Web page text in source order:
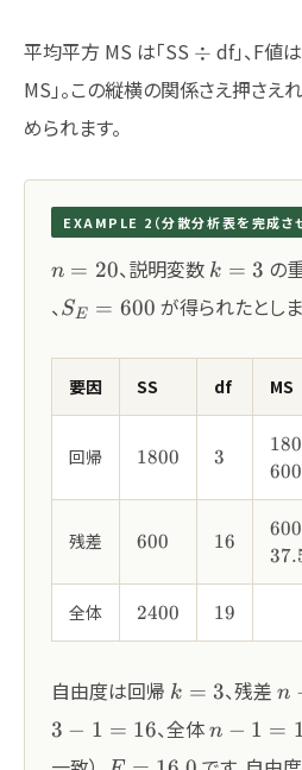
1
平均平方 MS は「SS \div
÷ df」、F値
MS」。この縦横の関係さえ押さ
められます。
EXAMPLE 2（分散分析表を完成させ
n=20
n = 20、説明変数 k=3
k = 3 の
、 S_E=600
SE = 600 が得られたとしま
要因 SS df MS
回帰 1800
1800 3
3
600
残差 600
600 16
16
全体 2400
2400 19
19
自由度は回帰 k=3
k = 3、残差n-
3-
n
3 − 1 = 16、全体n-
n − 1 =
F=16.0